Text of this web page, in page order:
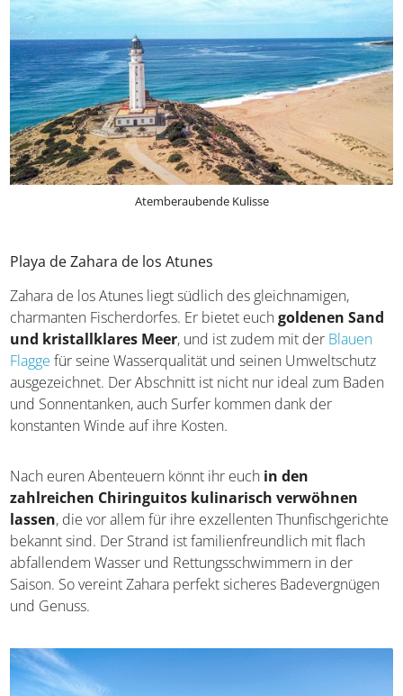
Atemberaubende Kulisse
Playa de Zahara de los Atunes
Zahara de los Atunes liegt südlich des gleichnamigen,
charmanten Fischerdorfes. Er bietet euchgoldenen Sand
und kristallklares Meer, und ist zudem mit der Blauen
Flagge für seine Wasserqualität und seinen Umweltschutz
ausgezeichnet. Der Abschnitt ist nicht nur ideal zum Baden
und Sonnentanken, auch Surfer kommen dank der
konstanten Winde auf ihre Kosten.
Nach euren Abenteuern könnt ihr euch in den
zahlreichen Chiringuitos kulinarisch verwöhnen
lassen, die vor allem für ihre exzellenten Thunfischgerichte
bekannt sind. Der Strand ist familienfreundlich mit flach
abfallendem Wasser und Rettungsschwimmern in der
Saison. So vereint Zahara perfekt sicheres Badevergnügen
und Genuss.